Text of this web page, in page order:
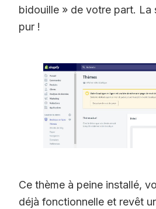
bidouille » de votre part. La
pur !
Ce thème à peine installé,
déjà fonctionnelle et revêt